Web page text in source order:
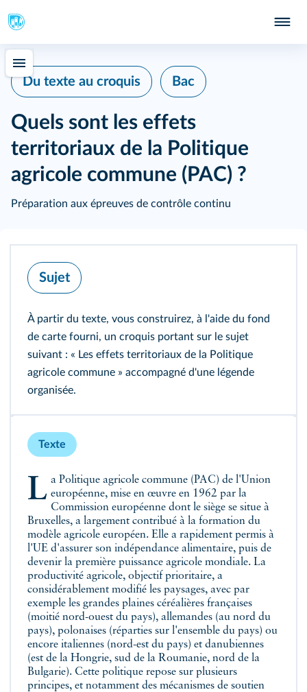
Du texte au croquis Bac
Quels sont les effets
territoriaux de la Politique
agricole commune (PAC) ?
Préparation aux épreuves de contrôle continu
Sujet
À partir du texte, vous construirez, à l'aide du fond
de carte fourni, un croquis portant sur le sujet
suivant : « Les effets territoriaux de la Politique
agricole commune » accompagné d'une légende
organisée.
Texte
La Politique agricole commune (PAC) de l'Union européenne, mise en œuvre en 1962 par la
Commission européenne dont le siège se situe à
Bruxelles, a largement contribué à la formation du
modèle agricole européen. Elle a rapidement permis à
l'UE d'assurer son indépendance alimentaire, puis de
devenir la première puissance agricole mondiale. La
productivité agricole, objectif prioritaire, a
considérablement modifié les paysages, avec par
exemple les grandes plaines céréalières françaises
(moitié nord-ouest du pays), allemandes (au nord du
pays), polonaises (réparties sur l'ensemble du pays) ou
encore italiennes (nord-est du pays) et danubiennes
(est de la Hongrie, sud de la Roumanie, nord de la
Bulgarie). Cette politique repose sur plusieurs
principes, et notamment des mécanismes de soutien